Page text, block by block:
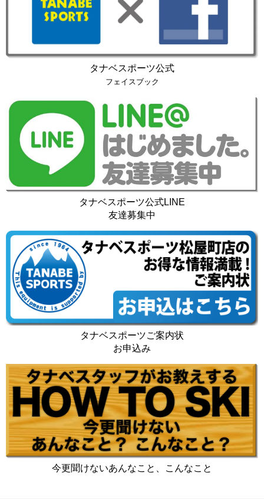
タナベスポーツ公式
フェイスブック
タナベスポーツ公式LINE
友達募集中
タナベスポーツご案内状
お申込み
今更聞けないあんなこと、こんなこと